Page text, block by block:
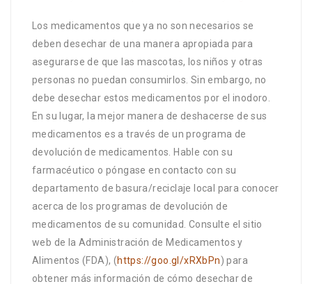
Los medicamentos que ya no son necesarios se
deben desechar de una manera apropiada para
asegurarse de que las mascotas, los niños y otras
personas no puedan consumirlos. Sin embargo, no
debe desechar estos medicamentos por el inodoro.
En su lugar, la mejor manera de deshacerse de sus
medicamentos es a través de un programa de
devolución de medicamentos. Hable con su
farmacéutico o póngase en contacto con su
departamento de basura/reciclaje local para conocer
acerca de los programas de devolución de
medicamentos de su comunidad. Consulte el sitio
web de la Administración de Medicamentos y
Alimentos (FDA), (https://goo.gl/xRXbPn) para
obtener más información de cómo desechar de